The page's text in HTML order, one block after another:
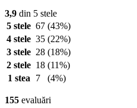
3,9 din 5 stele
5 stele 67 (43%)
4 stele 35 (22%)
3 stele 28 (18%)
2 stele 18 (11%)
1 stea
7 (4%)
155 evaluări